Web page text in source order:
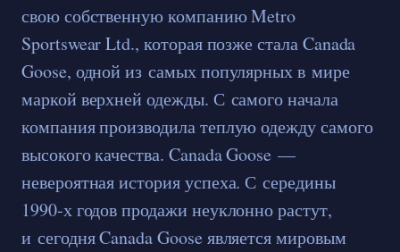
свою собственную компанию Metro
Sportswear Ltd., которая позже стала Canada
Goose, одной из самых популярных в мире
маркой верхней одежды. С самого начала
компания производила теплую одежду самого
высокого качества. Canada Goose —
невероятная история успеха. С середины
1990-х годов продажи неуклонно растут,
и сегодня Canada Goose является мировым